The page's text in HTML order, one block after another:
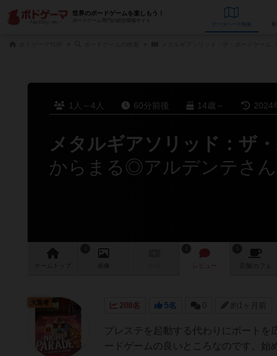
世界のボードゲームを楽しもう！
ボードゲーム専門の総合情報サイト
データベース
1人～4人 60分前後 14歳～ 2024
メタルギアソリッド：ザ
からまる◎アルデンテさ
ゲーム 画像 レビュー 店舗/ カフェ
208名 5名 0 約1ヶ月前
プレステを起動する代わりにボートを
ードゲームの良いところなのです。始
大賢者